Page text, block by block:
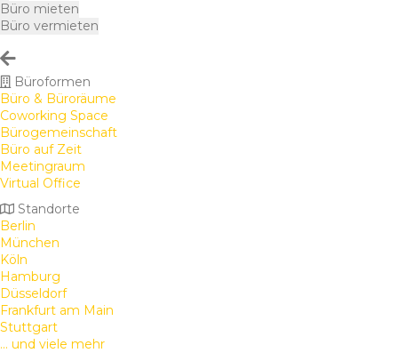
Büro mieten
Büro vermieten
Büroformen
Büro & Büroräume
Coworking Space
Bürogemeinschaft
Büro auf Zeit
Meetingraum
Virtual Office
Standorte
Berlin
München
Köln
Hamburg
Düsseldorf
Frankfurt am Main
Stuttgart
... und viele mehr